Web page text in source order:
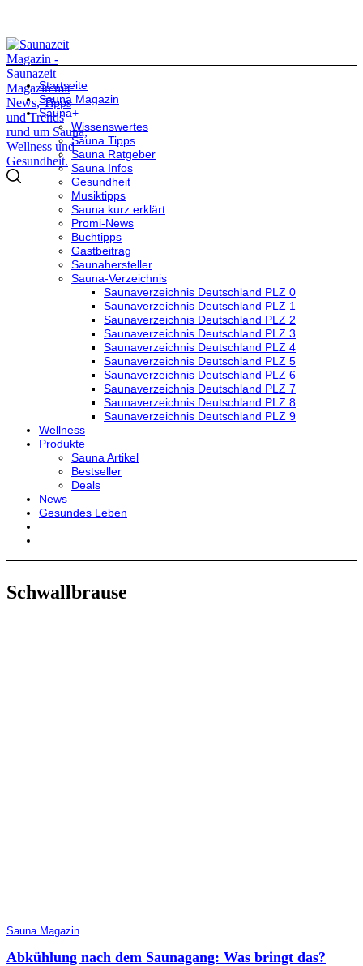
Startseite
Sauna Magazin
Sauna+
Wissenswertes
Sauna Tipps
Sauna Ratgeber
Sauna Infos
Gesundheit
Musiktipps
Sauna kurz erklärt
Promi-News
Buchtipps
Gastbeitrag
Saunahersteller
Sauna-Verzeichnis
Saunaverzeichnis Deutschland PLZ 0
Saunaverzeichnis Deutschland PLZ 1
Saunaverzeichnis Deutschland PLZ 2
Saunaverzeichnis Deutschland PLZ 3
Saunaverzeichnis Deutschland PLZ 4
Saunaverzeichnis Deutschland PLZ 5
Saunaverzeichnis Deutschland PLZ 6
Saunaverzeichnis Deutschland PLZ 7
Saunaverzeichnis Deutschland PLZ 8
Saunaverzeichnis Deutschland PLZ 9
Wellness
Produkte
Sauna Artikel
Bestseller
Deals
News
Gesundes Leben
Schwallbrause
Sauna Magazin
Abkühlung nach dem Saunagang: Was bringt das?